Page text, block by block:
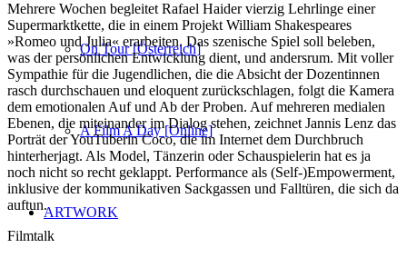
On Tour [Österreich]
A Film A Day [Online]
ARTWORK
Mehrere Wochen begleitet Rafael Haider vierzig Lehrlinge einer
Supermarktkette, die in einem Projekt William Shakespeares
»Romeo und Julia« erarbeiten. Das szenische Spiel soll beleben,
was der persönlichen Entwicklung dient, und andersrum. Mit voller
Sympathie für die Jugendlichen, die die Absicht der Dozentinnen
rasch durchschauen und eloquent zurückschlagen, folgt die Kamera
dem emotionalen Auf und Ab der Proben. Auf mehreren medialen
Ebenen, die miteinander im Dialog stehen, zeichnet Jannis Lenz das
Porträt der YouTuberin Coco, die im Internet dem Durchbruch
hinterherjagt. Als Model, Tänzerin oder Schauspielerin hat es ja
noch nicht so recht geklappt. Performance als (Self-)Empowerment,
inklusive der kommunikativen Sackgassen und Falltüren, die sich da
auftun.
Filmtalk